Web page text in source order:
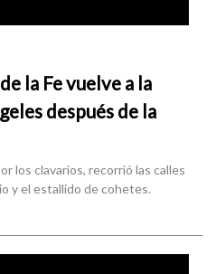
la Fe vuelve a la
después de la
los clavarios, recorrió las calles
y el estallido de cohetes.